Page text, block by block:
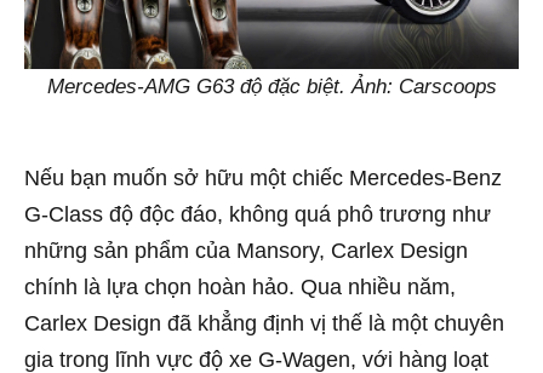
Mercedes-AMG G63 độ đặc biệt. Ảnh: Carscoops
Nếu bạn muốn sở hữu một chiếc Mercedes-Benz
G-Class độ độc đáo, không quá phô trương như
những sản phẩm của Mansory, Carlex Design
chính là lựa chọn hoàn hảo. Qua nhiều năm,
Carlex Design đã khẳng định vị thế là một chuyên
gia trong lĩnh vực độ xe G-Wagen, với hàng loạt